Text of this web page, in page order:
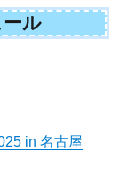
ル
in 名古屋